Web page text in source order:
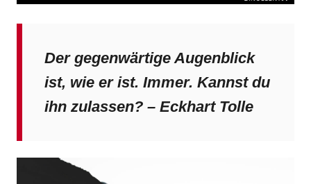
Der gegenwärtige Augenblick
ist, wie er ist. Immer. Kannst du
ihn zulassen? – Eckhart Tolle